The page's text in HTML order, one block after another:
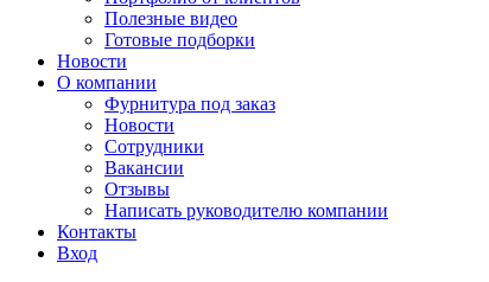
Полезные видео
Готовые подборки
Новости
О компании
Фурнитура под заказ
Новости
Сотрудники
Вакансии
Отзывы
Написать руководителю компании
Контакты
Вход